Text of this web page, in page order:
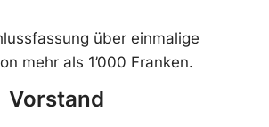
über einmalige
mehr als 1’000 Franken.